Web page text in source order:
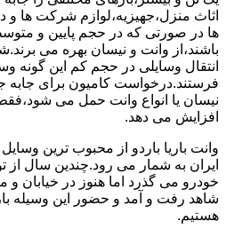
اثاث منزل،جهیزیه،لوازم شرکت ها و
ها در صورتی که در حجم پایین و
باشند،از وانت و نیسان بهره می
انتقال وسایلی در حجم کم این گونه
فرستند.درخواست کامیون برای جابه
نیسان یا انواع وانت حمل می شود،فقط
افزایش می دهد.
وانت باریا باردو از محبوب ترین
ایران به شمار می رود.چندین سال از
خودرو می گذرد اما هنوز در خیابان و
شاهد رفت و آمد و حضور این وسیله
هستیم.